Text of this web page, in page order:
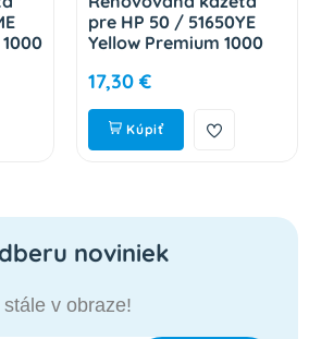
pre HP 50 / 51650YE
Yellow Premium 1000
17,30 €
Kúpiť
noviniek
v obraze!